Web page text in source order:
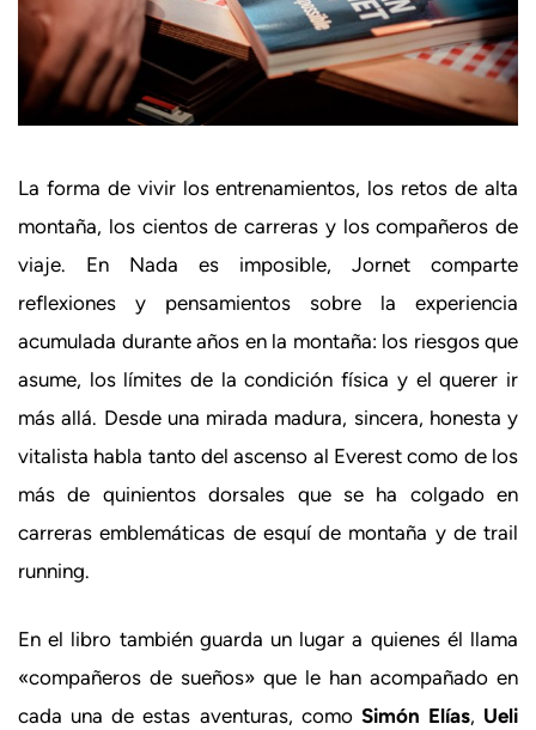
La forma de vivir los entrenamientos, los retos de alta
montaña, los cientos de carreras y los compañeros de
viaje. En Nada es imposible, Jornet comparte
reflexiones y pensamientos sobre la experiencia
acumulada durante años en la montaña: los riesgos que
asume, los límites de la condición física y el querer ir
más allá. Desde una mirada madura, sincera, honesta y
vitalista habla tanto del ascenso al Everest como de los
más de quinientos dorsales que se ha colgado en
carreras emblemáticas de esquí de montaña y de trail
running.
En el libro también guarda un lugar a quienes él llama
«compañeros de sueños» que le han acompañado en
cada una de estas aventuras, como Simón Elías, Ueli